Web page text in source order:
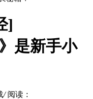
]
是新手小
/ 阅读：